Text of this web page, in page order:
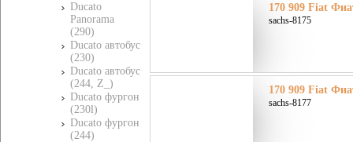
Ducato
Panorama
(290)
Ducato автобус
(230)
Ducato автобус
(244, Z_)
Ducato фургон
(230l)
Ducato фургон
(244)
170 909 Fiat
sachs-8175
170 909 Fiat
sachs-8177